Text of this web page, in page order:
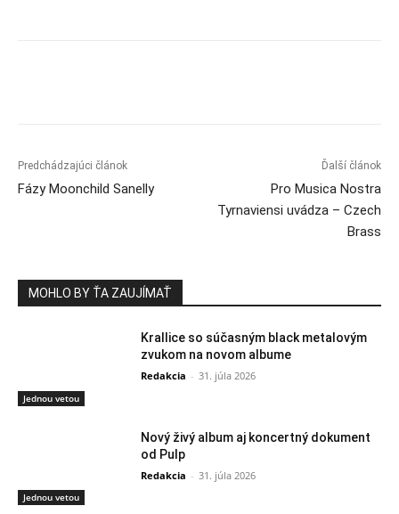
Predchádzajúci článok
Fázy Moonchild Sanelly
Ďalší článok
Pro Musica Nostra
Tyrnaviensi uvádza – Czech
Brass
MOHLO BY ŤA ZAUJÍMAŤ
Jednou vetou
Krallice so súčasným black metalovým
zvukom na novom albume
Redakcia - 31. júla 2026
Jednou vetou
Nový živý album aj koncertný dokument
od Pulp
Redakcia - 31. júla 2026